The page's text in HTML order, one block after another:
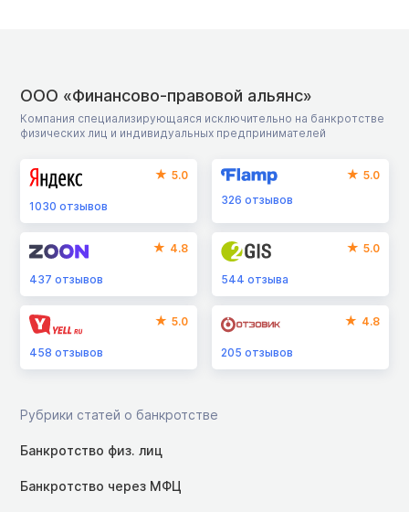
ООО «Финансово-правовой альянс»
Компания специализирующаяся исключительно на банкротстве
физических лиц и индивидуальных предпринимателей
5.0
1030 отзывов
5.0
326отзывов
4.8
437 отзывов
5.0
544отзыва
5.0
458 отзывов
4.8
205отзывов
Рубрики статей о банкротстве
Банкротство физ. лиц
Банкротство через МФЦ